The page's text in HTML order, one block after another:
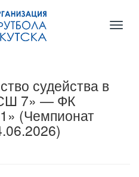
судейства в
СШ 7» — ФК
(Чемпионат